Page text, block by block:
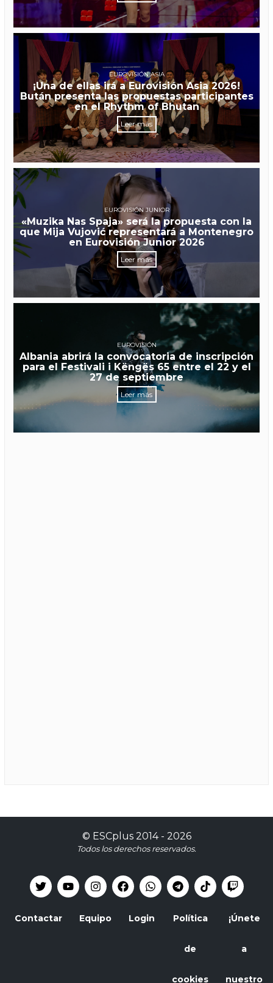
EUROVISIÓN ASIA
¡Una de ellas irá a Eurovisión Asia 2026!
Bután presenta las propuestas participantes
en el Rhythm of Bhutan
Leer más
EUROVISIÓN JUNIOR
«Muzika Nas Spaja» será la propuesta con la
que Mija Vujović representará a Montenegro
en Eurovisión Junior 2026
Leer más
EUROVISIÓN
Albania abrirá la convocatoria de inscripción
para el Festivali i Këngës 65 entre el 22 y el
27 de septiembre
Leer más
© ESCplus2014 - 2026
Todos los derechos reservados.
Contactar Equipo Login Política
de
cookies
¡Únete
a
nuestro